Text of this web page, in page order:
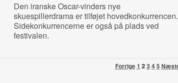
Den iranske Oscar-vinders nye
skuespillerdrama er tilføjet hovedkonkurrencen.
Sidekonkurrencerne er også på plads ved
festivalen.
Forrige1 23 45